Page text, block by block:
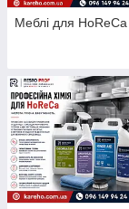
Меблі для HoReCa